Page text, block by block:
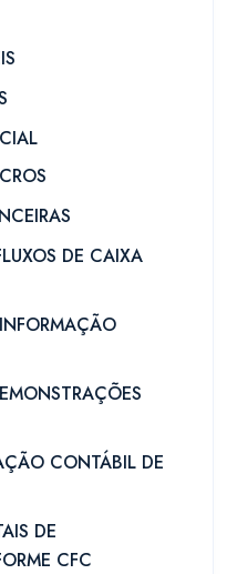
DE CAIXA
CONTÁBIL DE
DE
CFC